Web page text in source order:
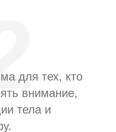
для тех, кто
внимание,
тела и